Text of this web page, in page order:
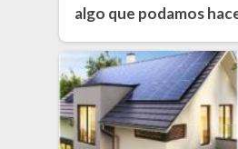
algo que podamos